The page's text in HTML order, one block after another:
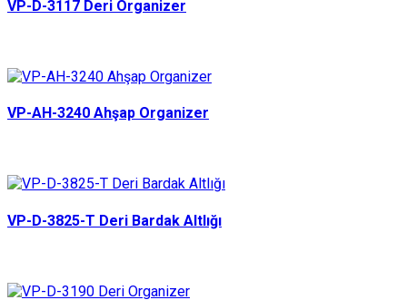
VP-D-3117 Deri Organizer
VP-AH-3240 Ahşap Organizer
VP-D-3825-T Deri Bardak Altlığı